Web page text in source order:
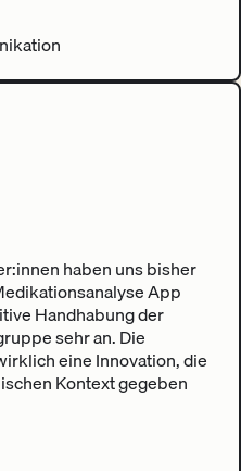
haben uns bisher
App
Handhabung der
sehr an. Die
eine Innovation, die
Kontext gegeben